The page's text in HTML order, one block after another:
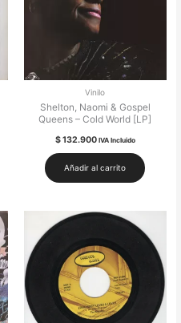
Vinilo
Shelton, Naomi & Gospel
Queens – Cold World [LP]
$132.900 IVA Incluido
Añadir al carrito